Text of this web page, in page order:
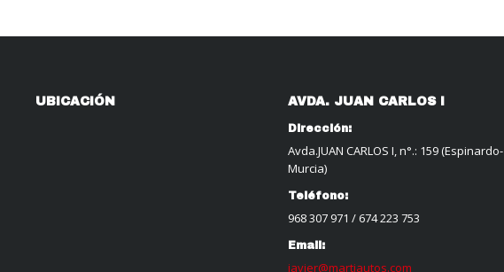
UBICACIÓN AVDA. JUAN CARLOS I
Dirección:
Avda.JUAN CARLOS I, n°.: 159 (Espinardo-
Murcia)
Teléfono:
968 307 971 / 674 223 753
Email:
javier@martiautos.com